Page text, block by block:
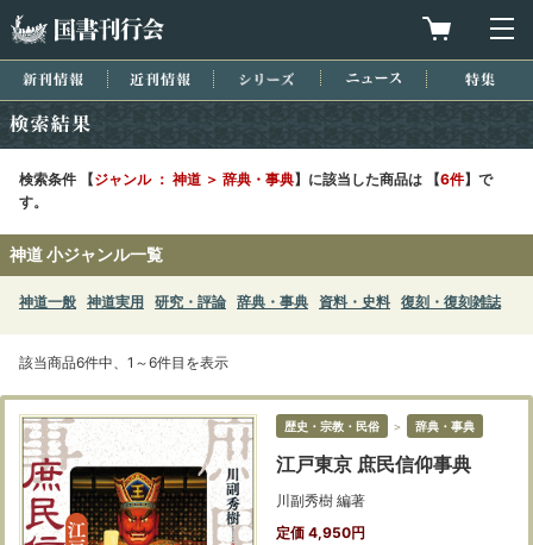
買物カゴを
新刊情報 近刊情報 シリーズ ニュース
検索条件 【ジャンル ： 神道 ＞ 辞典・事典】に該当した商品は 【6件】で
す。
神道 小ジャンル一覧
神道一般 神道実用 研究・評論 辞典・事典 資料・史料 復刻・復刻雑誌
該当商品6件中、1～6件目を表示
歴史・宗教・民俗 ＞ 辞典・事典
江戸東京 庶民信仰事典
川副秀樹 編著
定価 4,950円